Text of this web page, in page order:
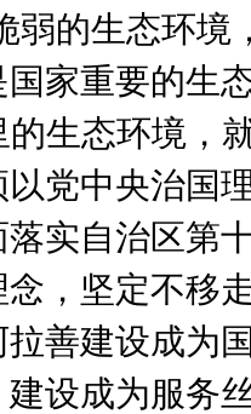
弱的生态环境
家重要的生
的生态环境，
党中央治国
实自治区第
，坚定不移
善建设成为
设成为服务